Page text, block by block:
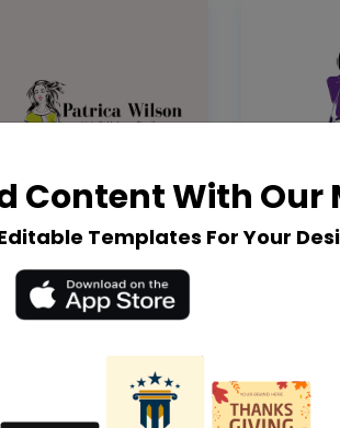
Content With Our
Templates For Your